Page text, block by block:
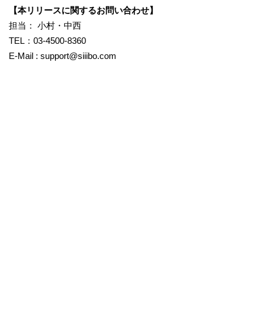
【本リリースに関するお問い合わせ】
担当： 小村・中西
TEL：03-4500-8360
E-Mail : support@siiibo.com